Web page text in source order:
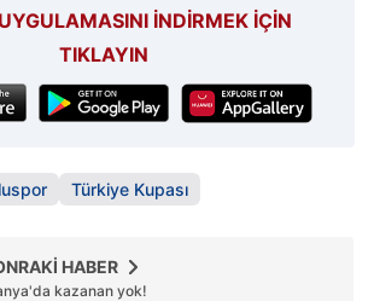
İNDİRMEK İÇİN
TIKLAYIN
Türkiye Kupası
HABER
kazanan yok!